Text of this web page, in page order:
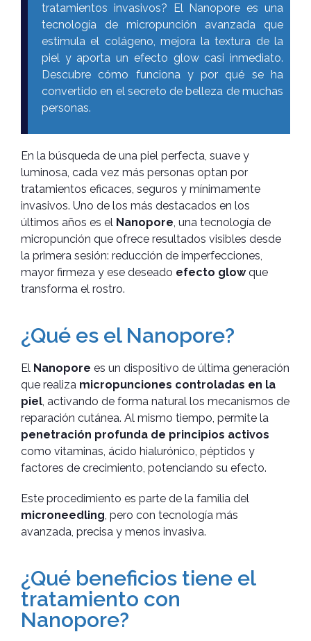
tratamientos invasivos? El Nanopore es una
tecnología de micropunción avanzada que
estimula el colágeno, mejora la textura de la
piel y aporta un efecto glow casi inmediato.
Descubre cómo funciona y por qué se ha
convertido en el secreto de belleza de muchas
personas.
En la búsqueda de una piel perfecta, suave y
luminosa, cada vez más personas optan por
tratamientos eficaces, seguros y mínimamente
invasivos. Uno de los más destacados en los
últimos años es el Nanopore , una tecnología de
micropunción que ofrece resultados visibles desde
la primera sesión: reducción de imperfecciones,
mayor firmeza y ese deseado efecto glowque
transforma el rostro.
¿Qué es el Nanopore?
El Nanopore es un dispositivo de última generación
que realiza micropunciones controladas en la
piel , activando de forma natural los mecanismos de
reparación cutánea. Al mismo tiempo, permite la
penetración profunda de principios activos
como vitaminas, ácido hialurónico, péptidos y
factores de crecimiento, potenciando su efecto.
Este procedimiento es parte de la familia del
microneedling , pero con tecnología más
avanzada, precisa y menos invasiva.
¿Qué beneficios tiene el
tratamiento con
Nanopore?